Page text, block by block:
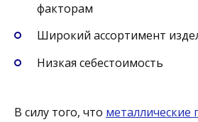
факторам
Широкий ассортимент
Низкая себестоимость
В силу того, что металлические